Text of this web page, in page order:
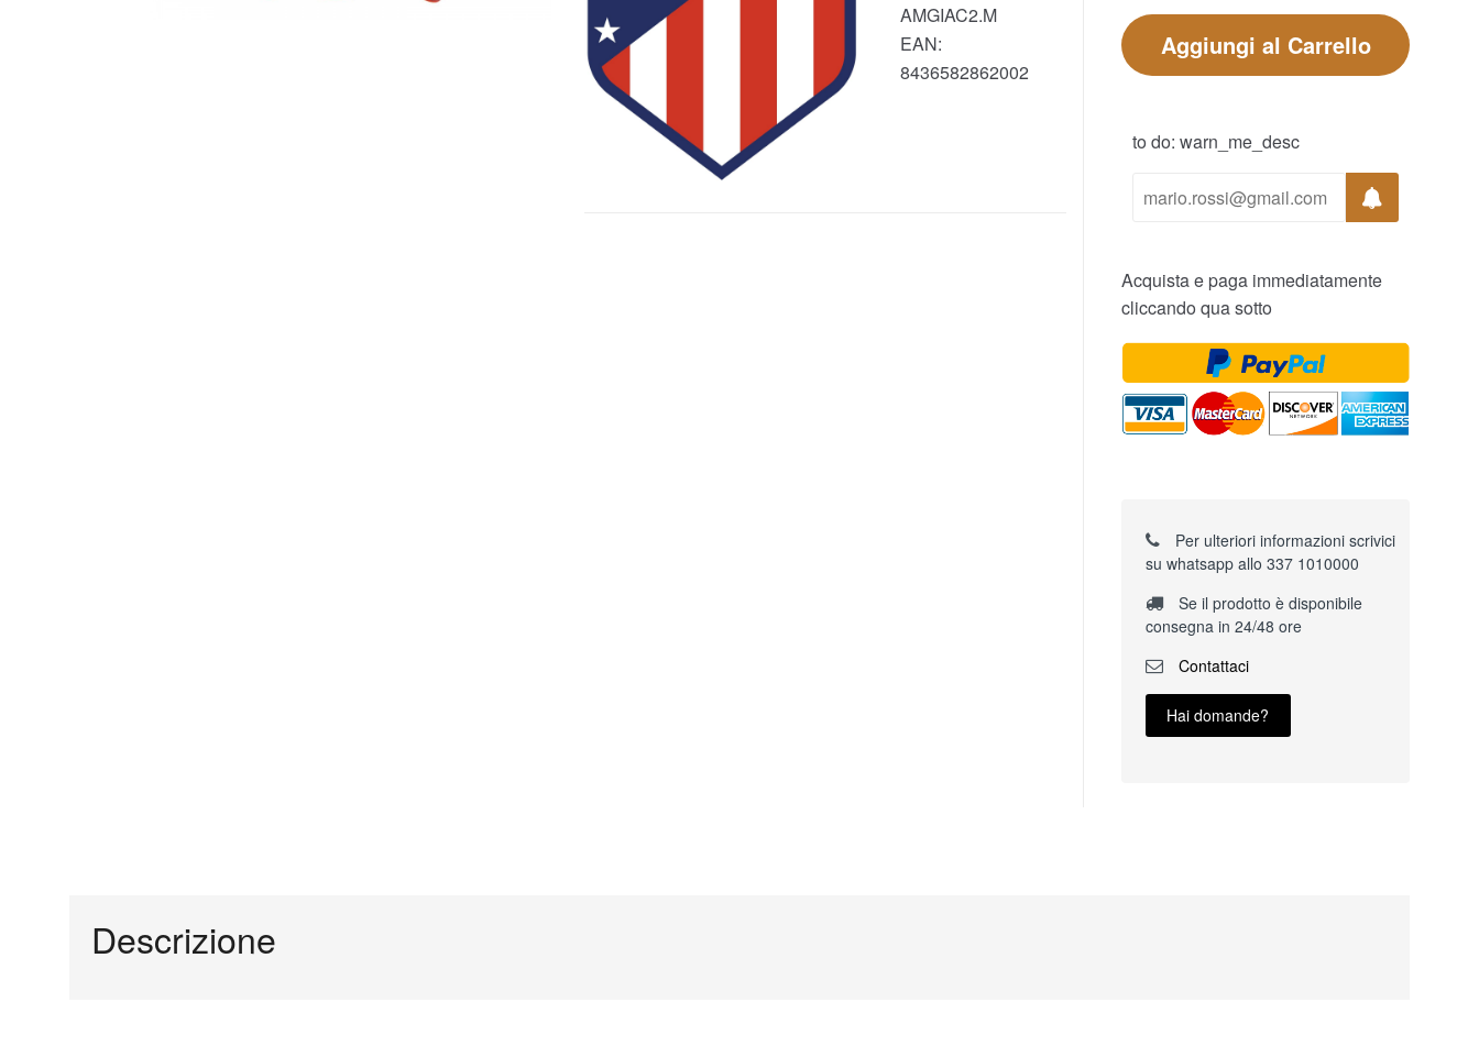
AMGIAC2.M
EAN:
8436582862002
Aggiungi al Carrello
to do: warn_me_desc
Acquista e paga immediatamente
cliccando qua sotto
Per ulteriori informazioni scrivici
su whatsapp allo 337 1010000
Se il prodotto è disponibile
consegna in 24/48 ore
Contattaci
Hai domande?
Descrizione